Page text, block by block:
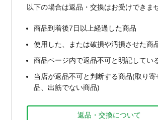
以下の場合は返品・交換はお受けできま
商品到着後7日以上経過した商品
使用した、または破損や汚損させた商
商品ページ内で返品不可と明記してい
当店が返品不可と判断する商品(取り寄
品、出筋でない商品)
返品・交換について